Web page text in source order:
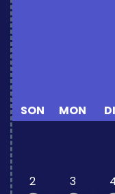
SON MON
2 3